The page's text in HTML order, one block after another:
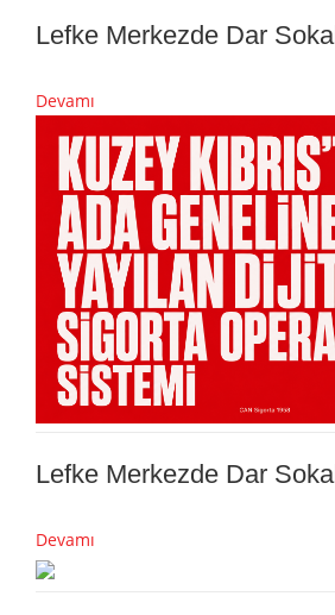
Lefke Merkezde Dar
Devamı
Lefke Merkezde Dar
Devamı